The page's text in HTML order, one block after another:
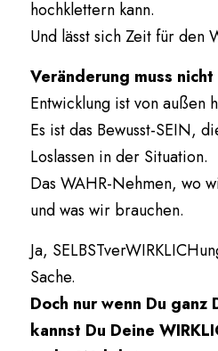
hochklettern kann.
Und lässt sich Zeit für den
Veränderung muss
Entwicklung ist von außen
Es ist das Bewusst-SEIN,
Loslassen in der Situation.
Das WAHR-Nehmen, wo
und was wir brauchen.
Ja,
Sache.
Doch nur wenn Du ganz
kannst Du Deine